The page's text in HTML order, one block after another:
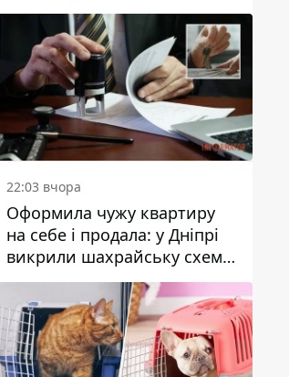
22:03 вчора
Оформила чужу квартиру
на себе і продала: у Дніпрі
викрили шахрайську схему
з нерухомістю